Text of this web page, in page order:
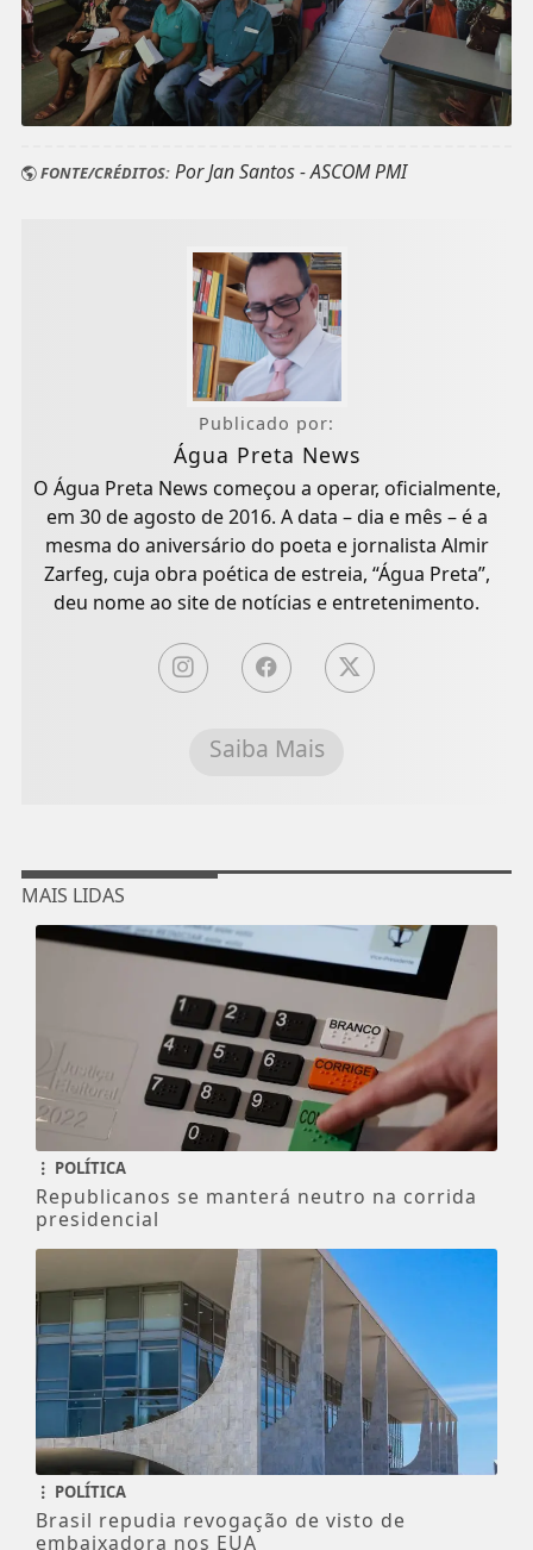
FONTE/CRÉDITOS:Por Jan Santos - ASCOM PMI
Publicado por:
Água Preta News
O Água Preta News começou a operar, oficialmente,
em 30 de agosto de 2016. A data – dia e mês – é a
mesma do aniversário do poeta e jornalista Almir
Zarfeg, cuja obra poética de estreia, “Água Preta”,
deu nome ao site de notícias e entretenimento.
Saiba Mais
MAIS LIDAS
POLÍTICA
Republicanos se manterá neutro na corrida
presidencial
POLÍTICA
Brasil repudia revogação de visto de
embaixadora nos EUA